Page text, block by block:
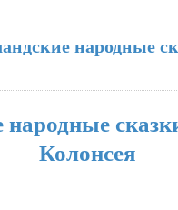
народные
Колонсея